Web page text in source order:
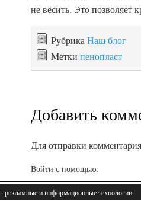
не весить. Это
Рубрика Наш блог
Метки пенопласт
Добавить
Для отправки
Войти с помощью:
· рекламные и информационные технологии